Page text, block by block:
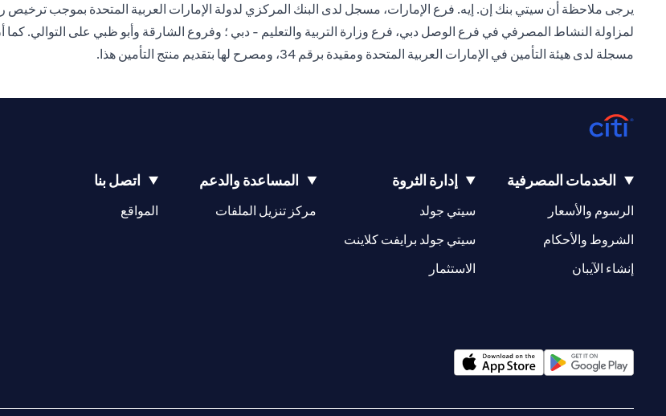
مسجلة لدى هيئة التأمين في الإمارات العربية المتحدة ومقيدة برقم 34، ومصرح لها بتقديم منتج التأمين هذا.
الخدمات المصرفية
الرسوم والأسعار
الشروط والأحكام
إنشاء الآيبان
إدارة الثروة
سيتي جولد
سيتي جولد برايفت كلاينت
الاستثمار
المساعدة والدعم
مركز تنزيل الملفات
اتصل بنا
المواقع
(opens in a new tab)